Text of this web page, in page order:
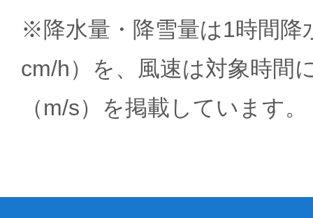
※降水量・降雪量は1時間降
cm/h）を、風速は対象時間
（m/s）を掲載しています。